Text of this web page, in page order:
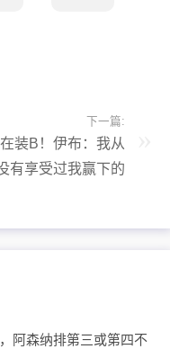
下一篇:
装B！伊布：我从
有享受过我赢下的
阿森纳排第三或第四不